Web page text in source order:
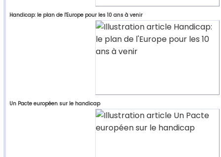
Handicap: le plan de l'Europe pour les 10 ans à venir
Un Pacte européen sur le handicap